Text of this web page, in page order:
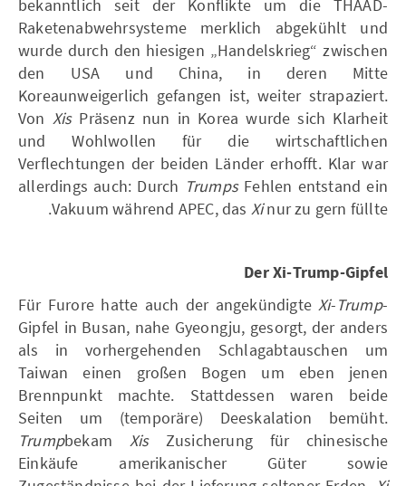
bekanntlich seit der Konflikte um die THAAD-
Raketenabwehrsysteme merklich abgekühlt und
wurde durch den hiesigen „Handelskrieg“ zwischen
den USA und China, in deren Mitte
Koreaunweigerlich gefangen ist, weiter strapaziert.
Von XisPräsenz nun in Korea wurde sich Klarheit
und Wohlwollen für die wirtschaftlichen
Verflechtungen der beiden Länder erhofft. Klar war
allerdings auch: Durch TrumpsFehlen entstand ein
Vakuum während APEC, das Xinur zu gern füllte.
Der Xi-Trump-Gipfel
Für Furore hatte auch der angekündigteXi-Trump-
Gipfel in Busan, nahe Gyeongju, gesorgt, der anders
als in vorhergehenden Schlagabtauschen um
Taiwan einen großen Bogen um eben jenen
Brennpunkt machte. Stattdessen waren beide
Seiten um (temporäre) Deeskalation bemüht.
Trumpbekam XisZusicherung für chinesische
Einkäufe amerikanischer Güter sowie